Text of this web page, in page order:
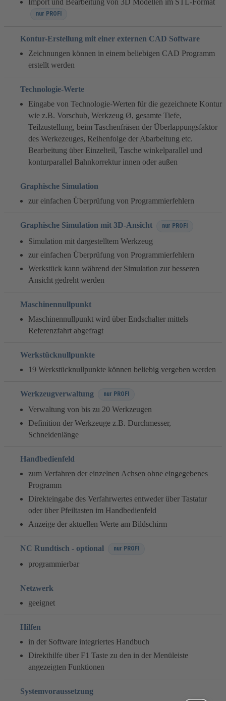
Import und Bearbeitung von 3D Modellen im STL-Format
nur PROFI
Kontur-Erstellung mit einer externen CAD Software
Zeichnungen können in einem beliebigen CAD Programm
erstellt werden
Technologie-Werte
Eingabe von Technologie-Werten für die gezeichnete Kontur
wie z.B. Vorschub, Werkzeug Ø, gesamte Tiefe,
Teilzustellung, beim Taschenfräsen der Überlappungsfaktor
des Werkezeuges, Reihenfolge der Abarbeitung etc.
Bearbeitung über Einzelteil, Tasche winkelparallel und
konturparallel Bahnkorrektur innen oder außen
Graphische Simulation
zur einfachen Überprüfung von Programmierfehlern
Graphische Simulation mit 3D-Ansicht nur PROFI
Simulation mit dargestelltem Werkzeug
zur einfachen Überprüfung von Programmierfehlern
Werkstück kann während der Simulation zur besseren
Ansicht gedreht werden
Maschinennullpunkt
Maschinennullpunkt wird über Endschalter mittels
Referenzfahrt abgefragt
Werkstücknullpunkte
19 Werkstücknullpunkte können beliebig vergeben werden
Werkzeugverwaltung nur PROFI
Verwaltung von bis zu 20 Werkzeugen
Definition der Werkzeuge z.B. Durchmesser,
Schneidenlänge
Handbedienfeld
zum Verfahren der einzelnen Achsen ohne eingegebenes
Programm
Direkteingabe des Verfahrwertes entweder über Tastatur
oder über Pfeiltasten im Handbedienfeld
Anzeige der aktuellen Werte am Bildschirm
NC Rundtisch - optional nur PROFI
programmierbar
Netzwerk
geeignet
Hilfen
in der Software integriertes Handbuch
Direkthilfe über F1 Taste zu den in der Menüleiste
angezeigten Funktionen
Systemvoraussetzung